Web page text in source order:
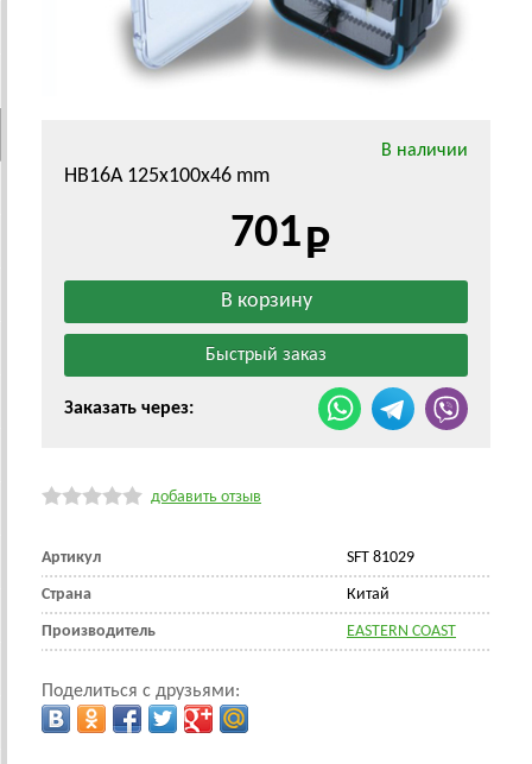
В наличии
HB16A 125x100x46 mm
701
Заказать через:
добавить отзыв
Артикул SFT 81029
Страна Китай
Производитель EASTERN COAST
Поделиться с друзьями: